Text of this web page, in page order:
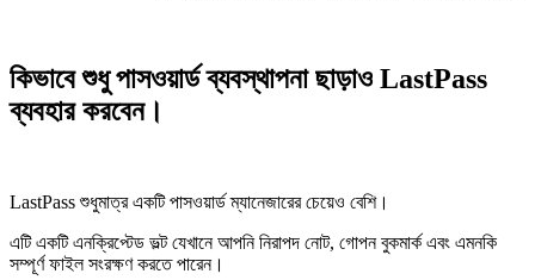
কিভাবে শুধু পাসওয়ার্ড ব্যবস্থাপনা ছাড়াও LastPass
ব্যবহার করবেন।
LastPass শুধুমাত্র একটি পাসওয়ার্ড ম্যানেজারের চেয়েও বেশি।
এটি একটি এনক্রিপ্টেড ভল্ট যেখানে আপনি নিরাপদ নোট, গোপন বুকমার্ক এবং এমনকি
সম্পূর্ণ ফাইল সংরক্ষণ করতে পারেন।